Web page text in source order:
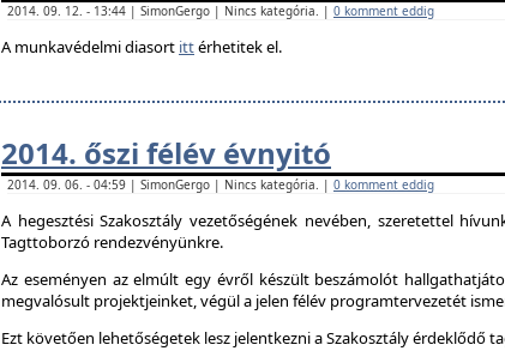
2014. 09. 12. - 13:44 | SimonGergo | Nincs kategória. | 0 komment eddig
A munkavédelmi diasort ittérhetitek el.
2014. őszi félév évnyitó
2014. 09. 06. - 04:59 | SimonGergo | Nincs kategória. | 0 komment eddig
A hegesztési Szakosztály vezetőségének nevében, szeretettel
Tagttoborzó rendezvényünkre.
Az eseményen az elmúlt egy évről készült beszámolót
megvalósult projektjeinket, végül a jelen félév programtervezetét
Ezt követően lehetőségetek lesz jelentkezni a Szakosztály érdeklődő